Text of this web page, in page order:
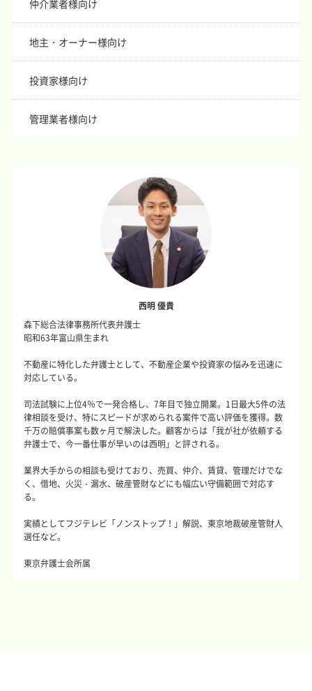
仲介業者様向け
地主・オーナー様向け
投資家様向け
管理業者様向け
西明 優貴
森下総合法律事務所代表弁護士
昭和63年富山県生まれ
不動産に特化した弁護士として、不動産企業や投資家の悩みを迅速に
対応している。
司法試験に上位4％で一発合格し、7年目で独立開業。1日最大5件の法
律相談を受け、特にスピードが求められる案件で高い評価を獲得。数
千万の賠償事案も数ヶ月で解決した。顧客からは「我が社が依頼する
弁護士で、今一番仕事が早いのは西明」と評される。
業界大手からの相談も受けており、売買、仲介、賃貸、管理だけでな
く、借地、火災・漏水、破産管財などにも幅広い守備範囲で対応す
る。
実績としてフジテレビ「ノンストップ！」解説、東京地裁破産管財人
選任など。
東京弁護士会所属